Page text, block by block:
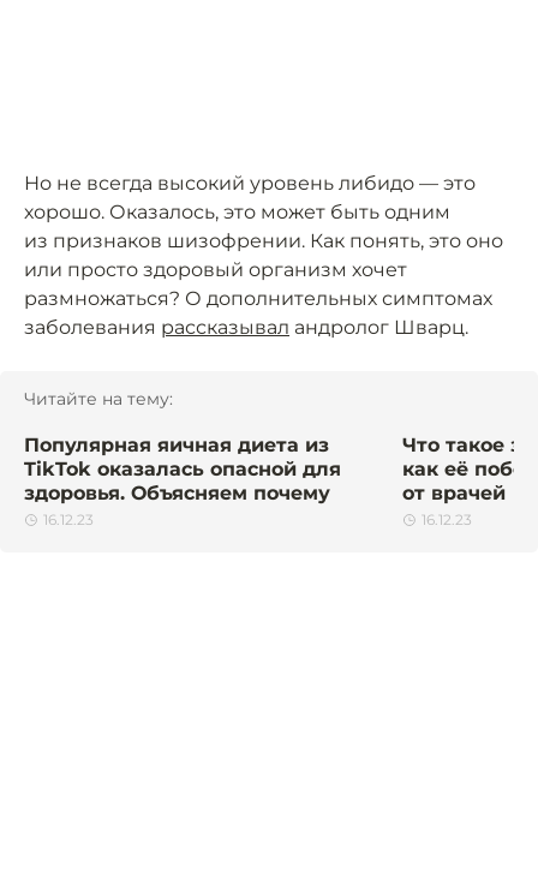
Но не всегда высокий уровень либидо — это
хорошо. Оказалось, это может быть одним
из признаков шизофрении. Как понять, это оно
или просто здоровый организм хочет
размножаться? О дополнительных симптомах
заболевания рассказывал андролог Шварц.
Читайте на тему:
Популярная яичная диета из
TikTok оказалась опасной для
здоровья. Объясняем почему
16.12.23
Что такое
как её
от врачей
16.12.23